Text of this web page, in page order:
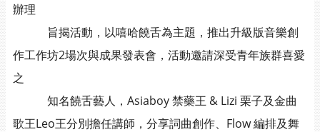
辦理
旨揭活動，以嘻哈饒舌為主題，推出升級版音樂創
作工作坊2場次與成果發表會，活動邀請深受青年族群喜愛
之
知名饒舌藝人，Asiaboy 禁藥王 & Lizi 栗子及金曲
歌王Leo王分別擔任講師，分享詞曲創作、Flow 編排及舞